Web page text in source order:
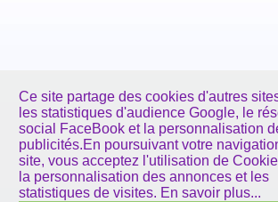
Ce site partage des cookies d'autres
les statistiques d'audience Google, le
social FaceBook et la personnalisation
publicités.En poursuivant votre
site, vous acceptez l'utilisation de
la personnalisation des annonces et les
statistiques de visites. En savoir plus...